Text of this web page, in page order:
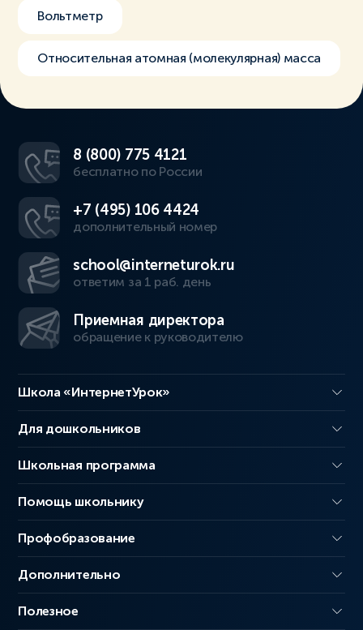
Вольтметр
Относительная атомная (молекулярная) масса
8 (800) 775 4121
бесплатно по России
+7 (495) 106 4424
дополнительный номер
school@interneturok.ru
ответим за 1 раб. день
Приемная директора
обращение к руководителю
Школа «ИнтернетУрок»
Для дошкольников
Школьная программа
Помощь школьнику
Профобразование
Дополнительно
Полезное